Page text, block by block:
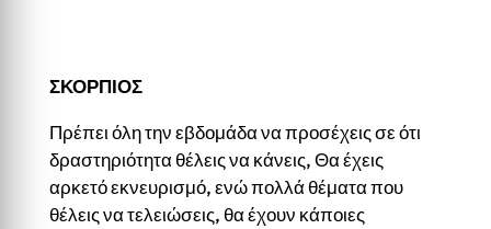
ΣΚΟΡΠΙΟΣ
Πρέπει όλη την εβδομάδα να προσέχεις σε ότι
δραστηριότητα θέλεις να κάνεις, Θα έχεις
αρκετό εκνευρισμό, ενώ πολλά θέματα που
θέλεις να τελειώσεις, θα έχουν κάποιες